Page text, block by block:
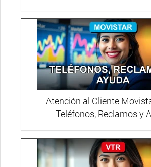
Atención al Cliente
Teléfonos, Reclamos y